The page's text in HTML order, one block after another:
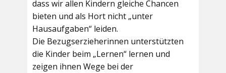
dass wir allen Kindern gleiche Chancen
bieten und als Hort nicht „unter
Hausaufgaben“ leiden.
Die Bezugserzieherinnen unterstützten
die Kinder beim „Lernen“ lernen und
zeigen ihnen Wege bei der